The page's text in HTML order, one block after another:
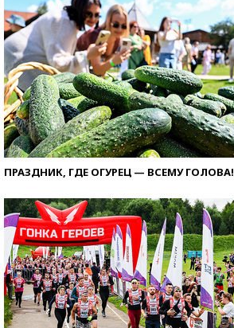
ПРАЗДНИК, ГДЕ ОГУРЕЦ — ВСЕМУ ГОЛОВА!